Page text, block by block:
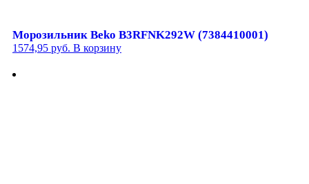
Морозильник Beko B3RFNK292W (7384410001)
1574,95 руб. В корзину